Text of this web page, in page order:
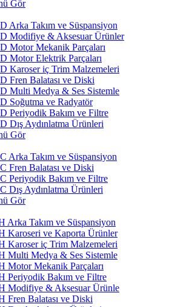
Gör
Arka Takım ve Süspansiyon
Modifiye & Aksesuar Ürünler
Motor Mekanik Parçaları
Motor Elektrik Parçaları
Karoser iç Trim Malzemeleri
Fren Balatası ve Diski
Multi Medya & Ses Sistemle
Soğutma ve Radyatör
Periyodik Bakım ve Filtre
Dış Aydınlatma Ürünleri
Gör
Arka Takım ve Süspansiyon
Fren Balatası ve Diski
Periyodik Bakım ve Filtre
Dış Aydınlatma Ürünleri
Gör
Arka Takım ve Süspansiyon
Karoseri ve Kaporta Ürünler
Karoser iç Trim Malzemeleri
Multi Medya & Ses Sistemle
Motor Mekanik Parçaları
Periyodik Bakım ve Filtre
Modifiye & Aksesuar Ürünle
Fren Balatası ve Diski